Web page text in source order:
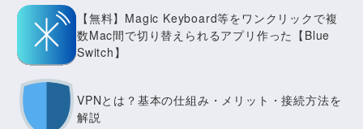
【無料】Magic Keyboard等をワンクリックで複
数Mac間で切り替えられるアプリ作った【Blue
Switch】
VPNとは？基本の仕組み・メリット・接続方法を
解説